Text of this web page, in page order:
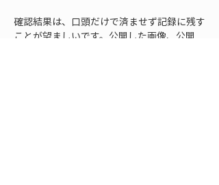
確認結果は、口頭だけで済ませず記録に残す
ことが望ましいです。公開した画像、公開